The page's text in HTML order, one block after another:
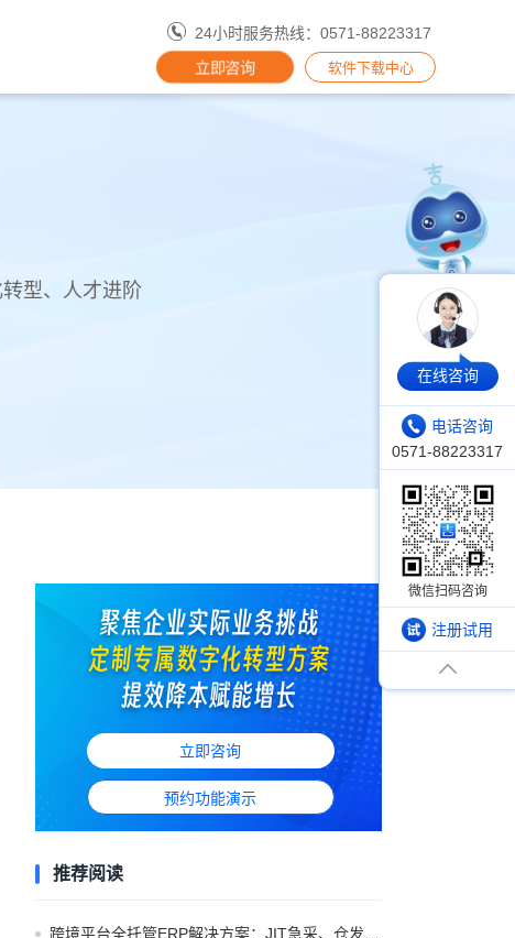
24小时服务热线：0571-88223317
立即咨询 软件下载中心
在线咨询
电话咨询
注册试用
型、人才进阶
立即咨询
预约功能演示
推荐阅读